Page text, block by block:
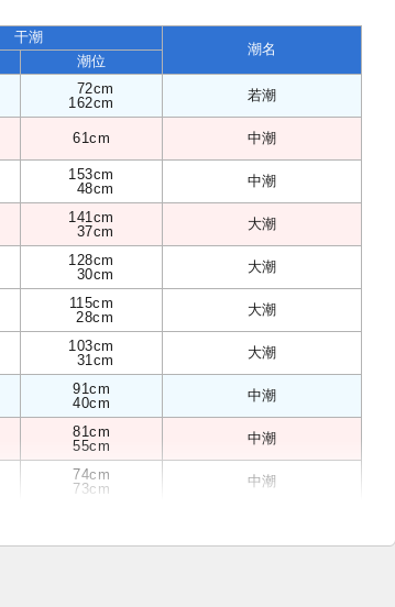
干潮
潮名
潮位
72cm
162cm
若潮
61cm 中潮
153cm
48cm
中潮
141cm
37cm
大潮
128cm
30cm
大潮
115cm
28cm
大潮
103cm
31cm
大潮
91cm
40cm
中潮
81cm
55cm
中潮
74cm
73cm
中潮